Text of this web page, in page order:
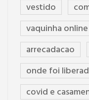
vestido
vaquinha online
arrecadacao
onde foi
covid e